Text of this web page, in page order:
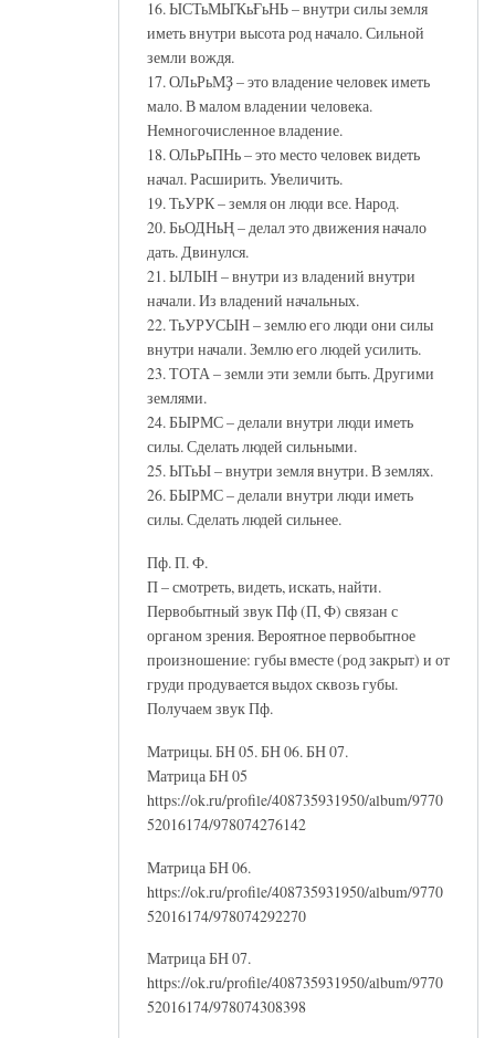
16. ЫСТьМЫҠьҒьНЬ – внутри силы земля
иметь внутри высота род начало. Сильной
земли вождя.
17. ОЛьРьМҘ – это владение человек иметь
мало. В малом владении человека.
Немногочисленное владение.
18. ОЛьРьПНь – это место человек видеть
начал. Расширить. Увеличить.
19. ТьУРК – земля он люди все. Народ.
20. БьОДНьҢ – делал это движения начало
дать. Двинулся.
21. ЫЛЫН – внутри из владений внутри
начали. Из владений начальных.
22. ТьУРУСЫН – землю его люди они силы
внутри начали. Землю его людей усилить.
23. ТОТА – земли эти земли быть. Другими
землями.
24. БЫРМС – делали внутри люди иметь
силы. Сделать людей сильными.
25. ЫТьЫ – внутри земля внутри. В землях.
26. БЫРМС – делали внутри люди иметь
силы. Сделать людей сильнее.
Пф. П. Ф.
П – смотреть, видеть, искать, найти.
Первобытный звук Пф (П, Ф) связан с
органом зрения. Вероятное первобытное
произношение: губы вместе (род закрыт) и от
груди продувается выдох сквозь губы.
Получаем звук Пф.
Матрицы. БН 05. БН 06. БН 07.
Матрица БН 05
https://ok.ru/profile/408735931950/album/9770
52016174/978074276142
Матрица БН 06.
https://ok.ru/profile/408735931950/album/9770
52016174/978074292270
Матрица БН 07.
https://ok.ru/profile/408735931950/album/9770
52016174/978074308398